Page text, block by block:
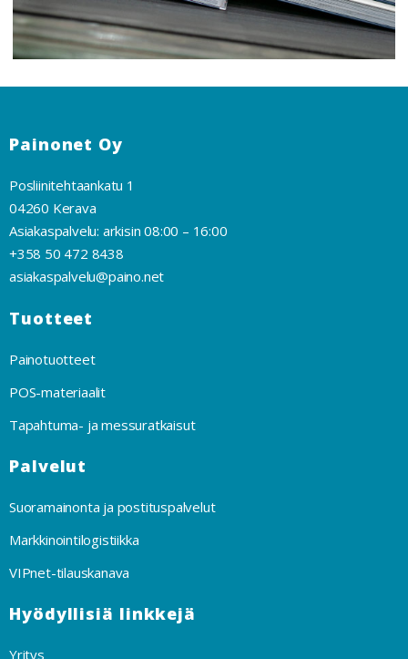
Painonet Oy
Posliinitehtaankatu 1
04260 Kerava
Asiakaspalvelu: arkisin 08:00 – 16:00
+358 50 472 8438
asiakaspalvelu@paino.net
Tuotteet
Painotuotteet
POS-materiaalit
Tapahtuma- ja messuratkaisut
Palvelut
Suoramainonta ja postituspalvelut
Markkinointilogistiikka
VIPnet-tilauskanava
Hyödyllisiä linkkejä
Yritys